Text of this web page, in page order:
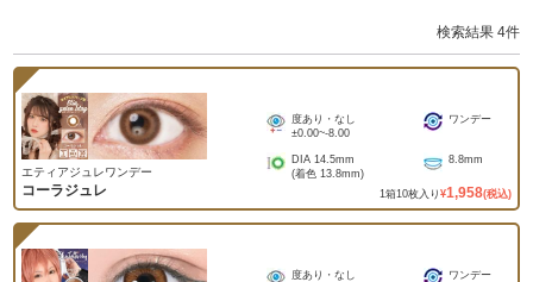
検索結果 4件
エティアジュレワンデー
コーラジュレ
度あり・なし
±0.00~-8.00
ワンデー
DIA 14.5mm
(着色 13.8mm)
8.8mm
1箱10枚入り ¥1,958(税込)
度あり・なし
ワンデー